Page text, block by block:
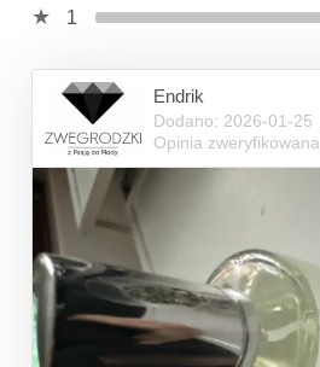
1
Endrik
Dodano: 2026-01-25
Opinia zweryfikowana